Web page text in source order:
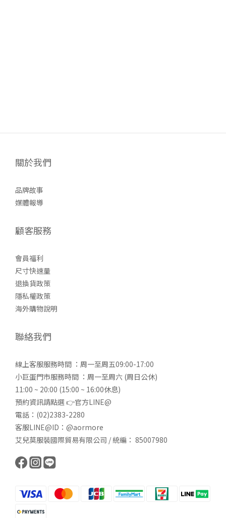
關於我們
品牌故事
媒體報導
顧客服務
會員福利
尺寸快速量
退換貨政策
隱私權政策
海外購物說明
聯絡我們
線上客服服務時間 ：周一至周五09:00-17:00
小巨蛋門市服務時間 ：周一至周六 (周日公休)
11:00 ~ 20:00 (15:00 ~ 16:00休息)
預約資訊請點選 👉官方LINE@
電話：(02)2383-2280
客服LINE@ID：@aormore
艾兒莫服裝國際貿易有限公司 / 統編： 85007980